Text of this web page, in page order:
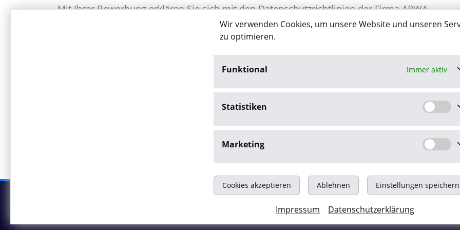
Wir verwenden Cookies, um unsere Website und unseren
zu optimieren.
Funktional Immer aktiv
Statistiken
Marketing
Cookies akzeptieren Ablehnen Einstellungen speichern
Impressum Datenschutzerklärung
Mit Ihrer Bewerbung erklären Sie sich mit den Datenschutzrichtlinien der Firma ARWA
Personaldienstleistungen GmbH einverstanden. Diese finden Sie auf unserer Homepage
www.arwa.de unter dem Punkt “Datenschutz”.
Impressum Datenschutz Kontakt